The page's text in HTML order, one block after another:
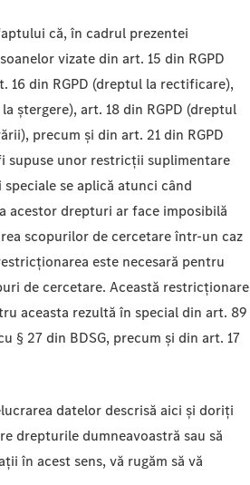
că, în cadrul prezentei
vizate din art. 15 din RGPD
16 din RGPD (dreptul la rectificare),
ștergere), art. 18 din RGPD (dreptul
precum și din art. 21 din RGPD
supuse unor restricții suplimentare
se aplică atunci când
acestor drepturi ar face imposibilă
scopurilor de cercetare într-un caz
este necesară pentru
de cercetare. Această restricționare
aceasta rezultă în special din art. 89
§ 27 din BDSG, precum și din art. 17
datelor descrisă aici și doriți
drepturile dumneavoastră sau să
în acest sens, vă rugăm să vă